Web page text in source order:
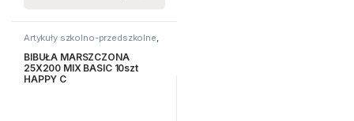
Artykuły szkolno-przedszkolne,
Bibuły i krepiny Kreatywne i
plastyczne
BIBUŁA MARSZCZONA
25X200 MIX BASIC 10szt
HAPPY C